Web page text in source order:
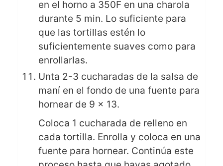
en el horno a 350F en una charola
durante 5 min. Lo suficiente para
que las tortillas estén lo
suficientemente suaves como para
enrollarlas.
Unta 2-3 cucharadas de la salsa de
maní en el fondo de una fuente para
hornear de 9 x 13.
Coloca 1 cucharada de relleno en
cada tortilla. Enrolla y coloca en una
fuente para hornear. Continúa este